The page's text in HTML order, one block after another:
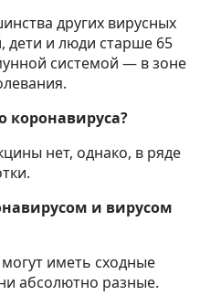
других вирусных
дети и люди старше 65
системой — в зоне
коронавируса?
нет, однако, в ряде
и вирусом
иметь сходные
абсолютно разные.